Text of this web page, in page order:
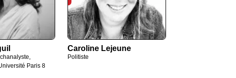
Paris 8
Caroline Lejeune
Politiste